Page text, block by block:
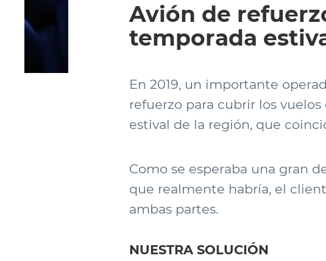
Avión de
temporada
En 2019, un importante
refuerzo para cubrir los
estival de la región, que
Como se esperaba una gran
que realmente habría, el
ambas partes.
NUESTRA SOLUCIÓN